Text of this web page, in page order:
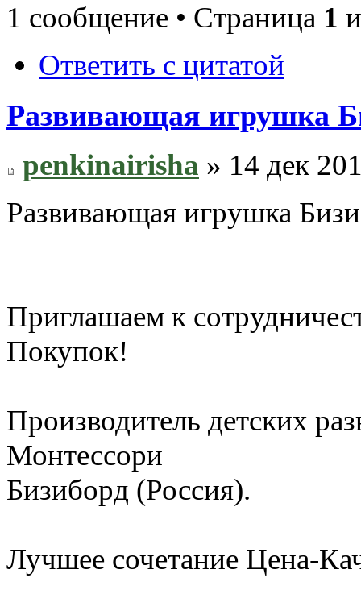
1 сообщение • Страница 1
Ответить с цитатой
Развивающая игрушка
penkinairisha » 14 дек
Развивающая игрушка
Приглашаем к
Покупок!
Производитель детских
Монтессори
Бизиборд (Россия).
Лучшее сочетание Цена-